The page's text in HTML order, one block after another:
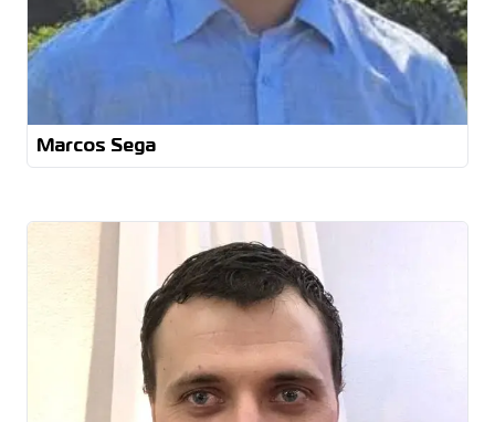
Marcos Sega
Engenheiro Eletricista
Técnico de Eletrônica Pós Graduação
Gestão de projetos Pós Segurança do Trabalho